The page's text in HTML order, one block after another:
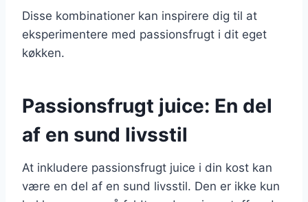
Disse kombinationer kan inspirere dig til at
eksperimentere med passionsfrugt i dit eget
køkken.
Passionsfrugt juice: En del
af en sund livsstil
At inkludere passionsfrugt juice i din kost kan
være en del af en sund livsstil. Den er ikke kun